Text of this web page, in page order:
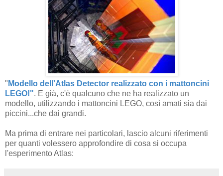
" Modello dell'Atlas Detector realizzato con i mattoncini
LEGO!". E già, c'è qualcuno che ne ha realizzato un
modello, utilizzando i mattoncini LEGO, così amati sia dai
piccini...che dai grandi.
Ma prima di entrare nei particolari, lascio alcuni riferimenti
per quanti volessero approfondire di cosa si occupa
l'esperimento Atlas: